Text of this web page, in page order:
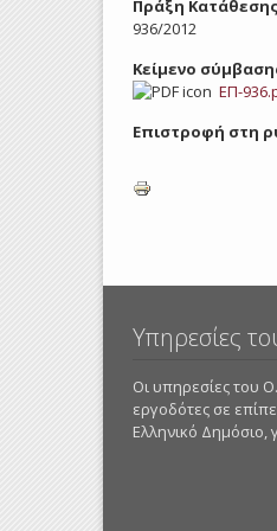
Πράξη
936/2012
Κείμενο
ΕΠ-
Επιστροφή στη
Υπηρεσίες
Οι υπηρεσίες του
εργοδότες σε
Ελληνικό Δημόσιο,